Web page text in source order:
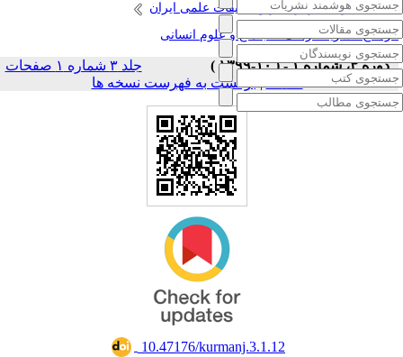
انتشارات مرکز نشر و تحقیقات علمی ایران
نشریه فرهنگ ، اجتماع و علوم انسانی
دوره ۳، شماره ۱ - ( ۱۰-۱۳۹۹ )
جلد ۳ شماره ۱ صفحات
برگشت به فهرست نسخه ها
‎ 10.47176/kurmanj.3.1.12